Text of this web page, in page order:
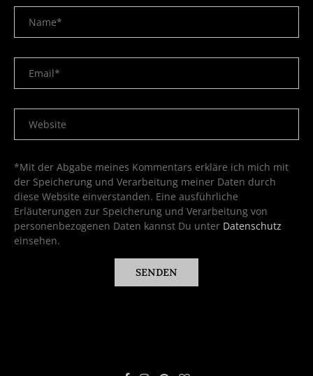
*Mit der Abgabe meines Kommentars erkläre ich mich mit
der Speicherung und Verarbeitung meiner Daten durch
diese Website einverstanden. Eine ausführliche
Erläuterungen zur Speicherung und Verarbeitung von
personenbezogenen Daten kannst Du unter Datenschutz
einsehen.